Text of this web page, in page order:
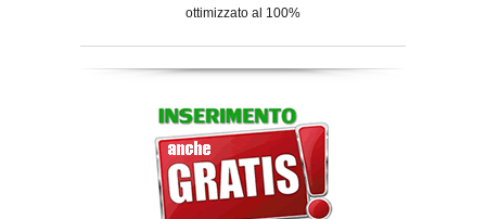
ottimizzato al 100%